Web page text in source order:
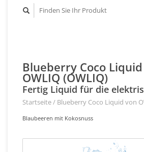
Blueberry Coco
OWLIQ (OWLIQ)
Fertig Liquid für die
Startseite/ Blueberry Coco Liquid von
Blaubeeren mit Kokosnuss